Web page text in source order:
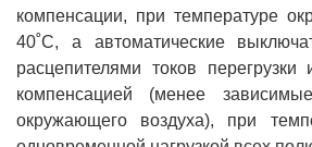
компенсации, при температуре
40˚С, а автоматические
расцепителями токов
компенсацией (менее
окружающего воздуха), при